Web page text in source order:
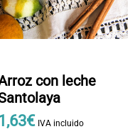
con leche
,63€ IVA incluido